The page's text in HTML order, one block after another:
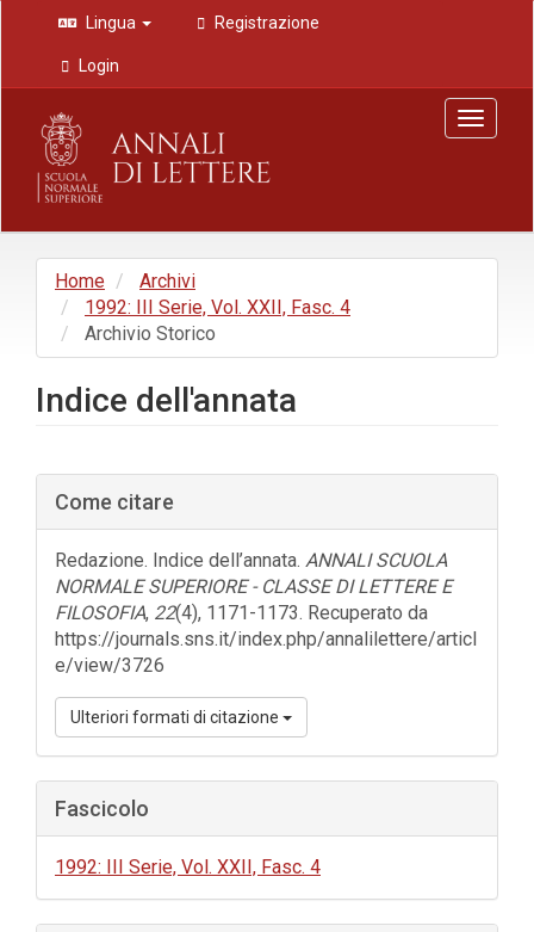
Navigazione
principale
Contenuto
principale
Barra
laterale
Lingua Registrazione
Login
Toggle
Home
Archivi
1992: III Serie, Vol. XXII, Fasc. 4
Archivio Storico
Indice dell'annata
Barra
laterale
dell'articolo
Come citare
Redazione. Indice dell’annata. ANNALI SCUOLA
NORMALE SUPERIORE - CLASSE DI LETTERE E
FILOSOFIA, 22(4), 1171-1173. Recuperato da
https://journals.sns.it/index.php/annalilettere/articl
e/view/3726
Ulteriori formati di citazione
Fascicolo
1992: III Serie, Vol. XXII, Fasc. 4